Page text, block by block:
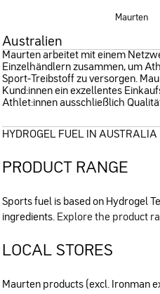
Maurten
Australien
Maurten arbeitet mit einem
Einzelhändlern zusammen, um
Sport-Treibstoff zu versorgen.
Kund:innen ein exzellentes
Athlet:innen ausschließlich
HYDROGEL FUEL IN AUSTRALIA
PRODUCT RANGE
Sports fuel is based on Hydrogel
ingredients. Explore the product
LOCAL STORES
Maurten products (excl. Ironman